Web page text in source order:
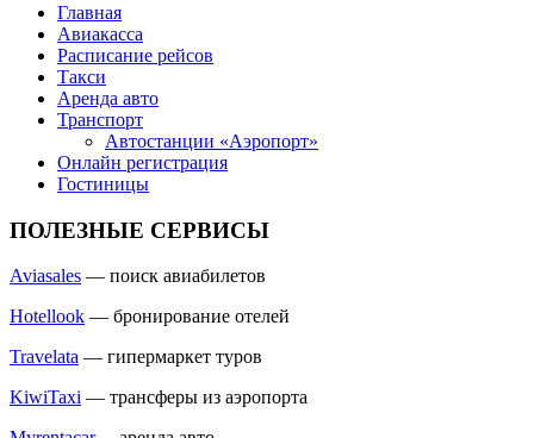
Главная
Авиакасса
Расписание рейсов
Такси
Аренда авто
Транспорт
Автостанции «Аэропорт»
Онлайн регистрация
Гостиницы
ПОЛЕЗНЫЕ СЕРВИСЫ
Aviasales — поиск авиабилетов
Hotellook — бронирование отелей
Travelata — гипермаркет туров
KiwiTaxi — трансферы из аэропорта